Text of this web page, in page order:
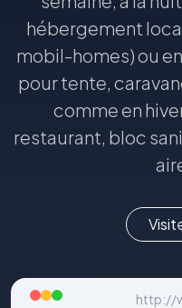
hébergement
mobil-homes) ou
pour tente,
comme en
restaurant, bloc
http://